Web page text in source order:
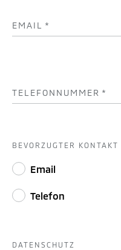
EMAIL *
TELEFONNUMMER *
BEVORZUGTER KONTAKT
Email
Telefon
DATENSCHUTZ